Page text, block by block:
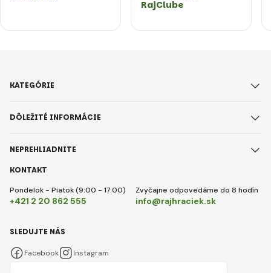
RajClube
KONTAKT
Pondelok - Piatok (9:00 - 17:00)
+421 2 20 862 555
Zvyčajne odpovedáme do 8 hodín
info@rajhraciek.sk
KATEGÓRIE
DÔLEŽITÉ INFORMÁCIE
NEPREHLIADNITE
SLEDUJTE NÁS
Facebook Instagram